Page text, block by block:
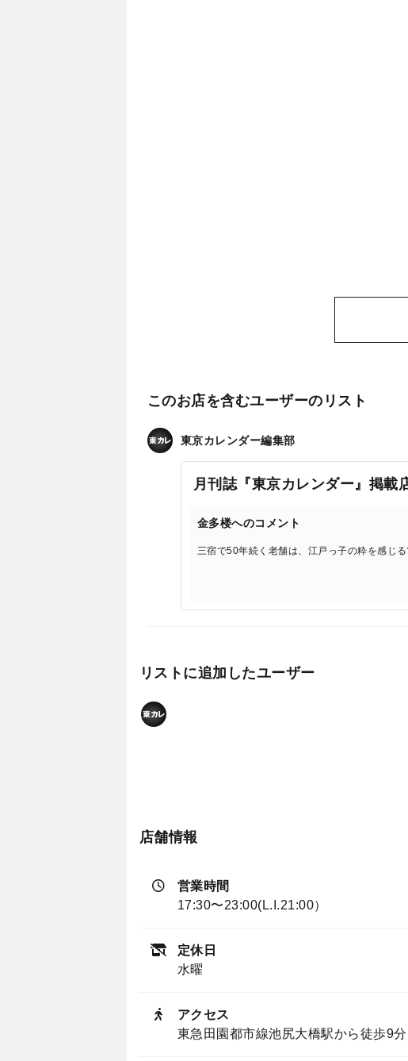
このお店を含むユーザーのリスト
東京カレンダー編集部
月刊誌『東京カレンダー』掲載
金多楼へのコメント
三宿で50年続く老舗は、江戸っ子の粋を感じる
リストに追加したユーザー
店舗情報
営業時間
17:30〜23:00(L.I.21:00）
定休日
水曜
アクセス
東急田園都市線池尻大橋駅から徒歩9